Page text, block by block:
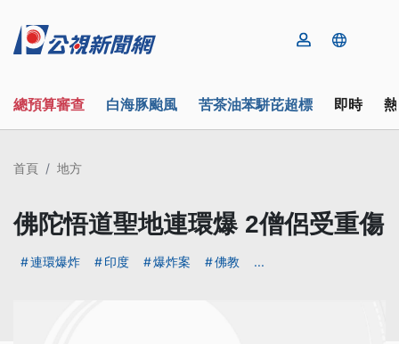
總預算審查 白海豚颱風 苦茶油苯駢芘超標 即時
首頁 地方
佛陀悟道聖地連環爆 2僧侶受重傷
連環爆炸 印度 爆炸案 佛教 ...